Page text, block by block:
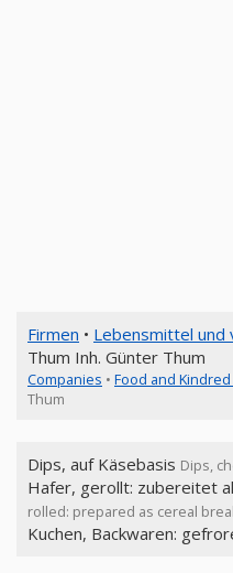
Firmen • Lebensmittel
Thum Inh. Günter Thum
Companies • Food and
Thum
Dips, auf Käsebasis Dips,
Hafer, gerollt: zubereitet
rolled: prepared as cereal
Kuchen, Backwaren: